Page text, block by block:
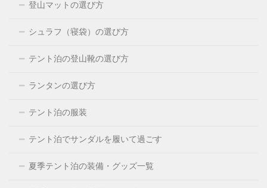
登山マットの選び方
シュラフ（寝袋）の選び方
テント泊の登山靴の選び方
ランタンの選び方
テント泊の服装
テント泊でサンダルを履いて過ごす
夏季テント泊の装備・グッズ一覧